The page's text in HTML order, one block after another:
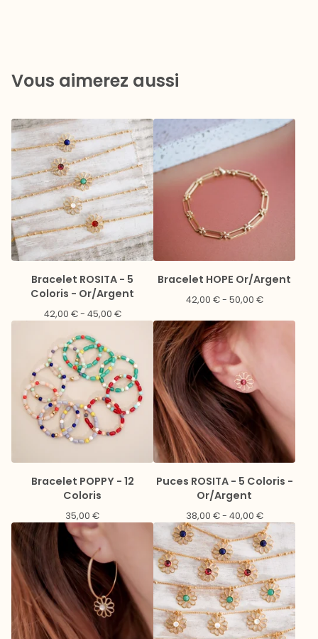
Vous aimerez aussi
Bracelet ROSITA - 5
Coloris - Or/Argent
42,00 €- 45,00 €
Bracelet HOPE Or/Argent
42,00 €- 50,00 €
Bracelet POPPY - 12
Coloris
35,00 €
Puces ROSITA - 5 Coloris -
Or/Argent
38,00 €- 40,00 €